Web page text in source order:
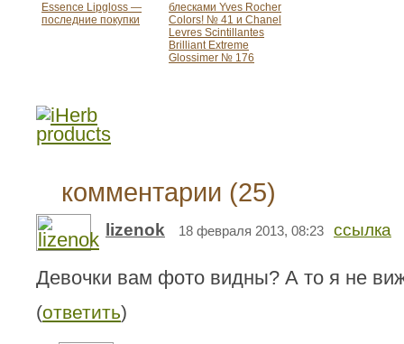
Essence Lipgloss —
последние покупки
блесками Yves Rocher
Colors! № 41 и Chanel
Levres Scintillantes
Brilliant Extreme
Glossimer № 176
комментарии (25)
lizenok 18 февраля 2013, 08:23 ссылка
Девочки вам фото видны? А то я не
(ответить)